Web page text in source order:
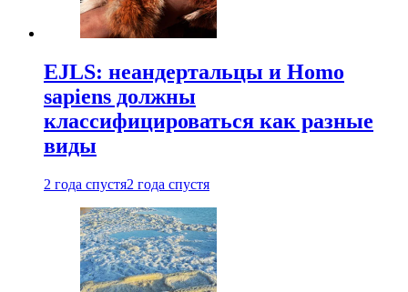
EJLS: неандертальцы и Homo
sapiens должны
классифицироваться как разные
виды
2 года спустя2 года спустя